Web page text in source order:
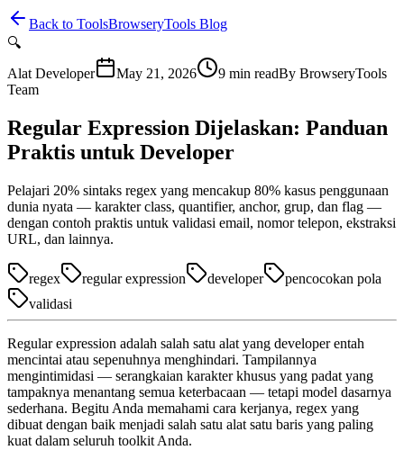
Back to ToolsBrowseryTools Blog
🔍
Alat Developer
May 21, 2026 9 min readBy BrowseryTools
Team
Regular Expression Dijelaskan: Panduan
Praktis untuk Developer
Pelajari 20% sintaks regex yang mencakup 80% kasus penggunaan
dunia nyata — karakter class, quantifier, anchor, grup, dan flag —
dengan contoh praktis untuk validasi email, nomor telepon, ekstraksi
URL, dan lainnya.
regex regular expression developer
pencocokan pola
validasi
Regular expression adalah salah satu alat yang developer entah
mencintai atau sepenuhnya menghindari. Tampilannya
mengintimidasi — serangkaian karakter khusus yang padat yang
tampaknya menantang semua keterbacaan — tetapi model dasarnya
sederhana. Begitu Anda memahami cara kerjanya, regex yang
dibuat dengan baik menjadi salah satu alat satu baris yang paling
kuat dalam seluruh toolkit Anda.